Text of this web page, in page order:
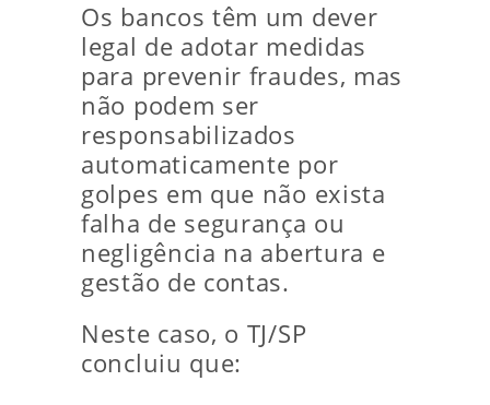
Os bancos têm um dever
legal de adotar medidas
para prevenir fraudes, mas
não podem ser
responsabilizados
automaticamente por
golpes em que não exista
falha de segurança ou
negligência na abertura e
gestão de contas.
Neste caso, o TJ/SP
concluiu que: